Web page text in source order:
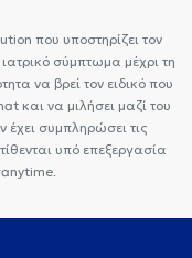
στην Κηφισιά
στο Νέο Ηράκλειο
στου Ζωγράφου
στην Πλατεία Μαβίλη
που υποστηρίζει τον
σύμπτωμα μέχρι τη
να βρεί τον ειδικό που
και να μιλήσει μαζί του
συμπληρώσει τις
υπό επεξεργασία